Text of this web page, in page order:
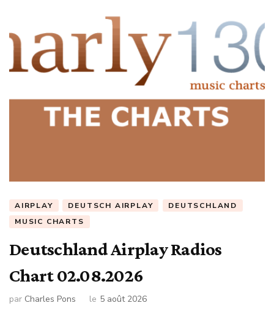
AIRPLAY DEUTSCH AIRPLAY
DEUTSCHLAND
MUSIC CHARTS
Deutschland Airplay Radios
Chart 02.08.2026
par Charles Pons le 5 août 2026